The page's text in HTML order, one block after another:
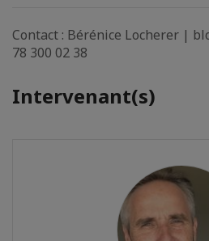
Contact : Bérénice Locherer |
78 300 02 38
Intervenant(s)